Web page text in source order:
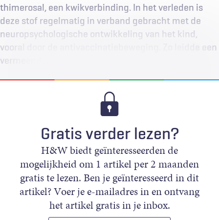
thimerosal, een kwikverbinding. In het verleden is
deze stof regelmatig in verband gebracht met de
neuropsychologische ontwikkeling van het kind,
vooral door de antivaccinatiebeweging. Zo leidde een
vermeend…
Gratis verder lezen?
H&W biedt geïnteresseerden de
mogelijkheid om 1 artikel per 2 maanden
gratis te lezen. Ben je geïnteresseerd in dit
artikel? Voer je e-mailadres in en ontvang
het artikel gratis in je inbox.